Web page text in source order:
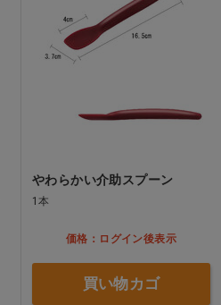
やわらかい介助スプーン
1本
価格：ログイン後表示
買い物カゴ